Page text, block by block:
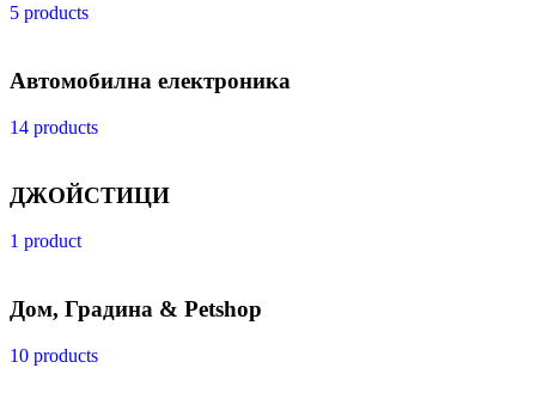
5 products
Автомобилна електроника
14 products
ДЖОЙСТИЦИ
1 product
Дом, Градина & Petshop
10 products